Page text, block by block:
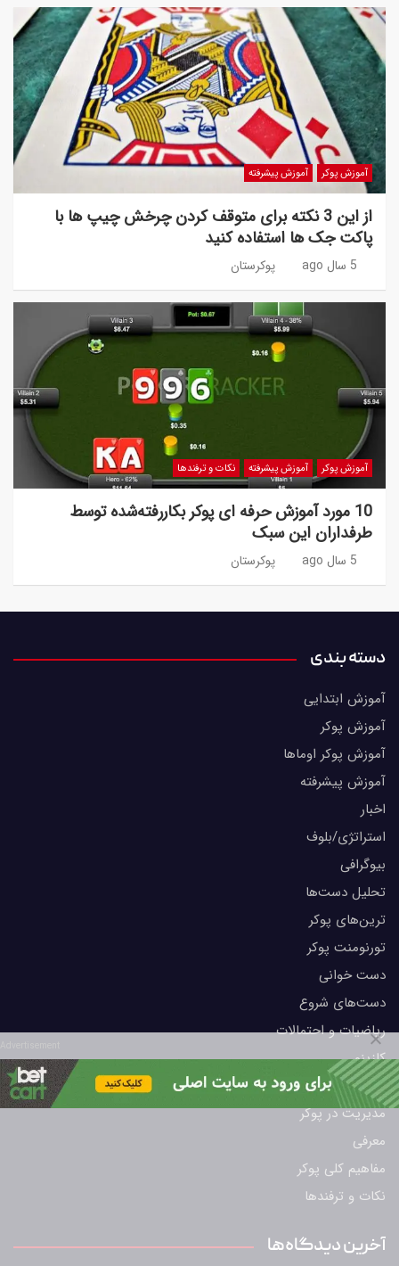
آموزش پوکر آموزش پیشرفته
از این 3 نکته برای متوقف کردن چرخش چیپ ها با
پاکت جک ها استفاده کنید
5 سال ago پوکرستان
آموزش پوکر آموزش پیشرفته نکات و ترفندها
10 مورد آموزش حرفه ای پوکر بکاررفته‌شده توسط
طرفداران این سبک
5 سال ago پوکرستان
دسته بندی
آموزش ابتدایی
آموزش پوکر
آموزش پوکر اوماها
آموزش پیشرفته
اخبار
استراتژی/بلوف
بیوگرافی
تحلیل دست‌ها
ترین‌های پوکر
تورنومنت پوکر
دست خوانی
دست‌های شروع
ریاضیات و احتمالات
کازینو
لیمیت هولدم
مدیریت در پوکر
معرفی
مفاهیم کلی پوکر
نکات و ترفندها
آخرین دیدگاه‌ها